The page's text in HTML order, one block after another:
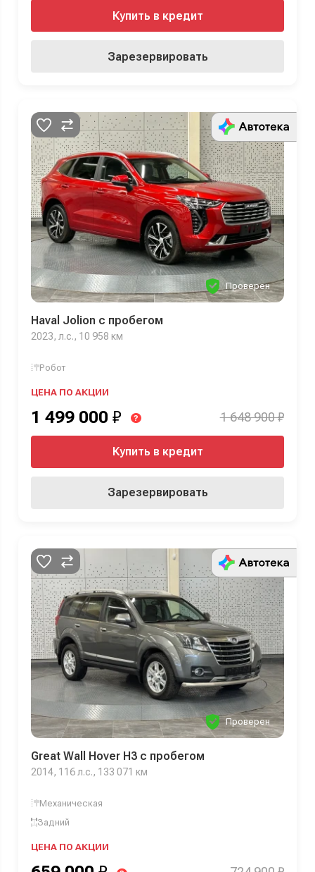
Купить в кредит
Зарезервировать
Проверен
Haval Jolion с пробегом
2023, л.с., 10 958 км
Робот
ЦЕНА ПО АКЦИИ
1 499 000 ₽ ? 1 648 900 ₽
Купить в кредит
Зарезервировать
Проверен
Great Wall Hover H3 с пробегом
2014, 116 л.с., 133 071 км
Механическая
Задний
ЦЕНА ПО АКЦИИ